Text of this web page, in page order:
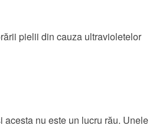
pielii din cauza ultravioletelor
nu este un lucru rău. Unele